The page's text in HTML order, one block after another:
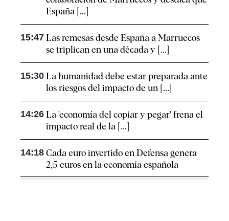
España [...]
15:47 Las remesas desde España a Marruecos
se triplican en una década y [...]
15:30 La humanidad debe estar preparada ante
los riesgos del impacto de un [...]
14:26 La 'economía del copiar y pegar' frena el
impacto real de la [...]
14:18 Cada euro invertido en Defensa genera
2,5 euros en la economía española